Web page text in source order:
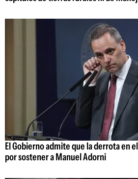
El Gobierno admite que la derrota en
por sostener a Manuel Adorni